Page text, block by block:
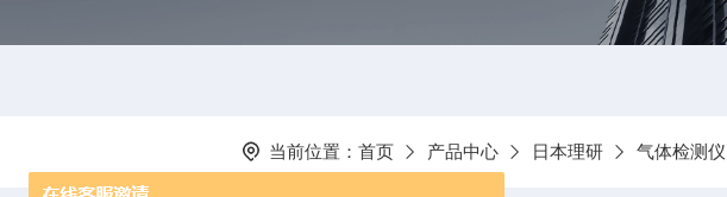
当前位置： 首页 产品中心 日本理研 气体检测仪